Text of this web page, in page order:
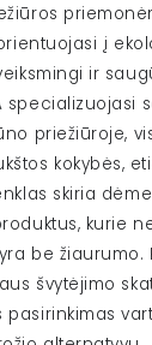
į
ir
priežiūroje,
kokybės,
skiria
kurie
be žiaurumo.
švytėjimo
pasirinkimas